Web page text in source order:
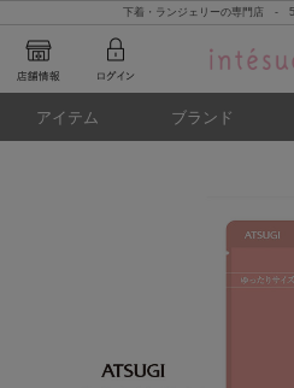
下着・ランジェリーの専門店 -
アイテム ブランド